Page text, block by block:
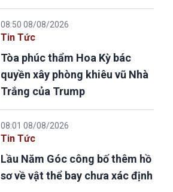
08:50 08/08/2026
Tin Tức
Tòa phúc thẩm Hoa Kỳ bác
quyền xây phòng khiêu vũ Nhà
Trắng của Trump
08:01 08/08/2026
Tin Tức
Lầu Năm Góc công bố thêm hồ
sơ về vật thể bay chưa xác định